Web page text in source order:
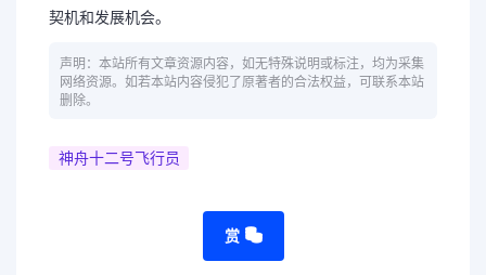
契机和发展机会。
声明：本站所有文章资源内容，如无特殊说明或标注，均为采集
网络资源。如若本站内容侵犯了原著者的合法权益，可联系本站
删除。
神舟十二号飞行员
赏